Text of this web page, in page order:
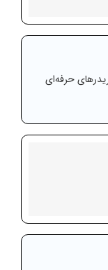
حرفه‌ای